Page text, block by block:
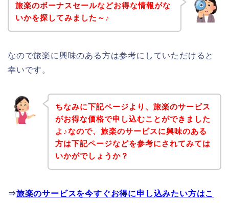
旅楽のボーナスセールなどお得な情報がな
いかを探してみました～♪
なので旅楽に興味のある方は参考にしていただけると
幸いです。
ちなみに下記ページより、旅楽のサービス
がお得な価格で申し込むことができました
よ♪なので、旅楽のサービスに興味のある
方は下記ページなどを参考にされてみては
いかがでしょうか？
⇒旅楽のサービスを今すぐお得に申し込みたい方はこ